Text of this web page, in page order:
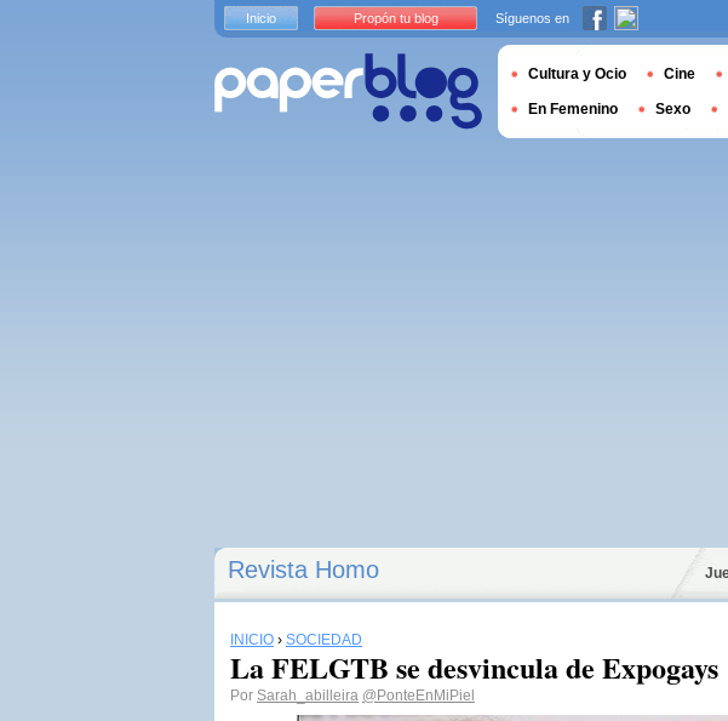
Revista Homo
INICIO › SOCIEDAD
La FELGTB se desvincula de Expogays
Por Sarah_abilleira @PonteEnMiPiel
Inicio Propón tu blog Síguenos en
Cultura y Ocio Cine
En Femenino Sexo